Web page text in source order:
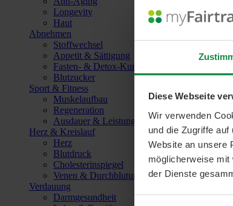
Diese Webseite
Wir verwenden
und die Zugriffe
Website an unsere
möglicherweise
der Dienste
Longevity
Haut
Abnehmen
Stoffwechsel
Appetit & Sättigung
Fasten- & Detox-Kuren
Blutzucker
Sport & Fitness
Muskelaufbau
Regeneration
Ausdauer & Leistungssteigerung
Herz & Kreislauf
Herz
Blutdruck
Cholesterinspiegel
Venen & Durchblutung
Verdauung
Darmgesundheit